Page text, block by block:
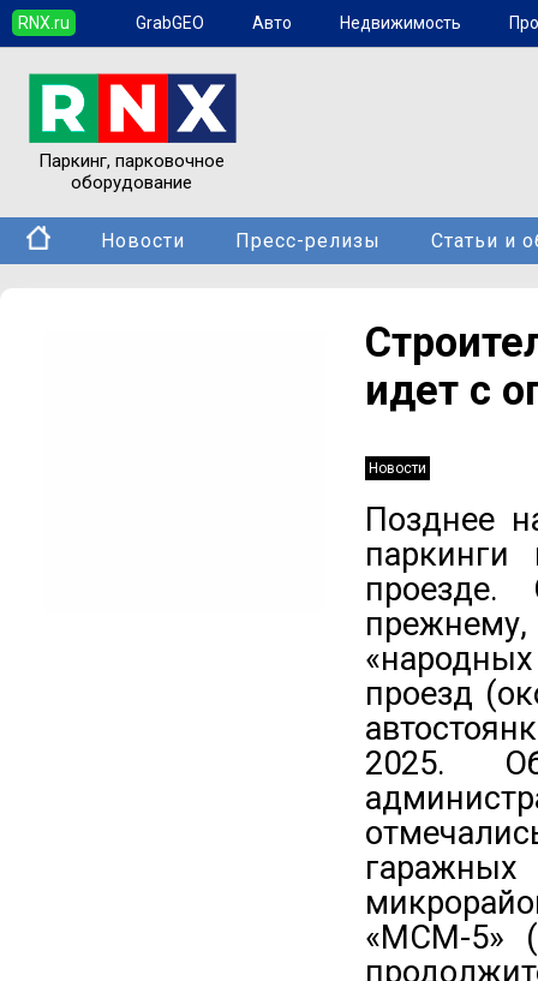
RNX.ru GrabGEO Авто Недвижимость
Паркинг, парковочное
оборудование
Новости Пресс-релизы Статьи и
идет с
Новости
Позднее
проезде.
проезд
2025.
«МСМ-5»